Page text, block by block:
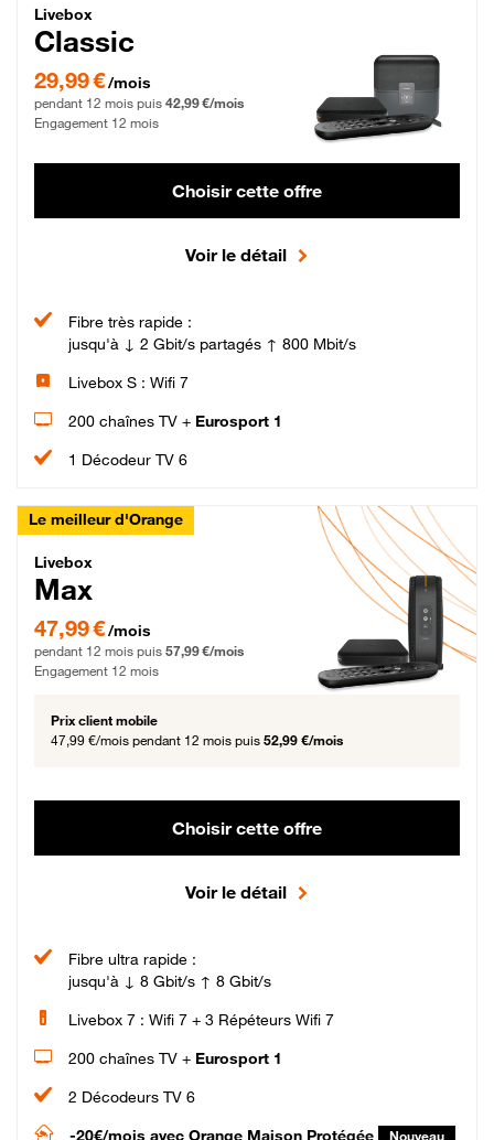
Livebox Classic Fibre
Livebox
Classic
29,99 € par mois pendant 12 mois puis 42,99 € par mois, Engagement 12 mois
29,99 €/mois
pendant 12 mois puis 42,99 €/mois
Engagement 12 mois
Choisir cette offre
Voir le détail
Fibre très rapide :
jusqu'à ↓ 2 Gbit/s partagés ↑ 800 Mbit/s
Livebox S : Wifi 7
200 chaînes TV + Eurosport 1
1 Décodeur TV 6
Le meilleur d'Orange
Livebox Max Fibre
Livebox
Max
47,99 € par mois pendant 12 mois puis 57,99 € par mois, Engagement 12 mois
47,99 €/mois
pendant 12 mois puis 57,99 €/mois
Engagement 12 mois
Prix client mobile
47,99 €/mois pendant 12 mois puis 52,99 €/mois
Choisir cette offre
Voir le détail
Fibre ultra rapide :
jusqu'à ↓ 8 Gbit/s ↑ 8 Gbit/s
Livebox 7 : Wifi 7 + 3 Répéteurs Wifi 7
200 chaînes TV + Eurosport 1
2 Décodeurs TV 6
-20€/mois avec Orange Maison Protégée Nouveau